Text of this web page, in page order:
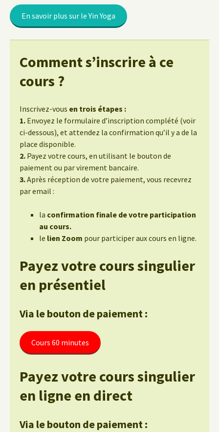
En savoir plus sur le Yin Yoga
Comment s’inscrire à ce
cours ?
Inscrivez-vous en trois étapes :
1. Envoyez le formulaire d’inscription complété (voir
ci-dessous), et attendez la confirmation qu’il y a de la
place disponible.
2. Payez votre cours, en utilisant le bouton de
paiement ou par virement bancaire.
3.Après réception de votre paiement, vous recevrez
par email :
la confirmation finale de votre participation
au cours.
le lien Zoom pour participer aux cours en ligne.
Payez votre cours singulier
en présentiel
Via le bouton de paiement :
Cours 60 minutes
Payez votre cours singulier
en ligne en direct
Via le bouton de paiement :